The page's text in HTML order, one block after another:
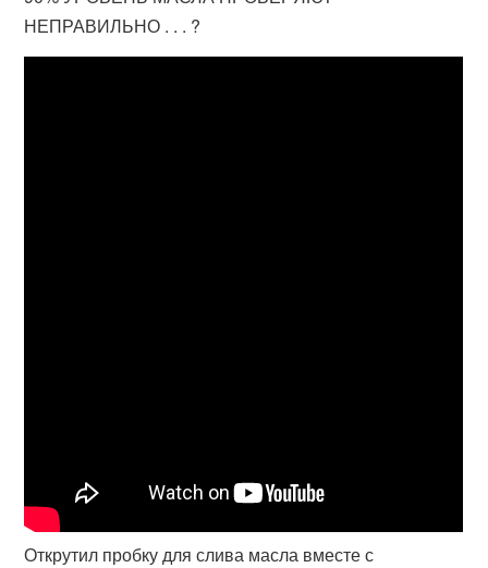
НЕПРАВИЛЬНО . . . ?
Открутил пробку для слива масла вместе с